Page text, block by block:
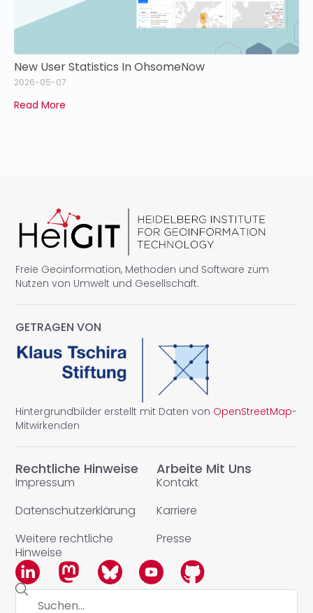
New User Statistics In OhsomeNow
2026-05-07
Read More
Freie Geoinformation, Methoden und Software zum
Nutzen von Umwelt und Gesellschaft.
Rechtliche Hinweise
Impressum
Datenschutzerklärung
Weitere rechtliche
Hinweise
Arbeite Mit Uns
Kontakt
Karriere
Presse
GETRAGEN VON
Hintergrundbilder erstellt mit Daten von OpenStreetMap-
Mitwirkenden